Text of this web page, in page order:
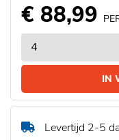
€ 88,99
IN
Levertijd 2-5